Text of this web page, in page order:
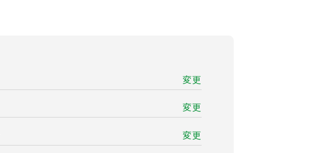
変更
変更
変更